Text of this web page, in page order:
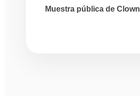
Muestra pública de Clown